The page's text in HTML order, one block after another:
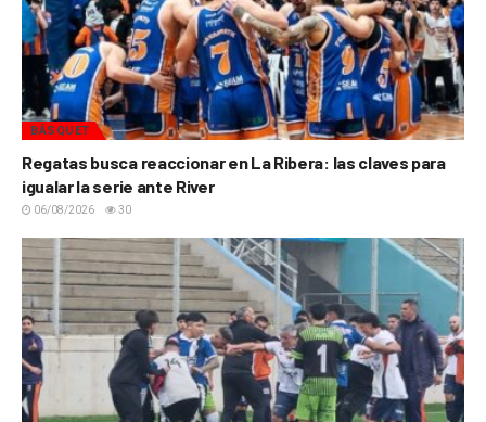
BÁSQUET
Regatas busca reaccionar en La Ribera: las claves para
igualar la serie ante River
06/08/2026 30